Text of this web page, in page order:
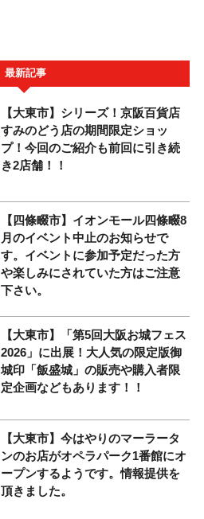
最新記事
【大東市】シリーズ！京阪百貨店
すみのどう店の期間限定ショッ
プ！今回のご紹介も前回に引き続
き2店舗！！
【四條畷市】イオンモール四條畷8
月のイベント中止のお知らせで
す。イベントに参加予定だった方
や楽しみにされていた方はご注意
下さい。
【大東市】「第5回大阪お城フェス
2026」に出展！大人気の限定版御
城印「飯盛城」の販売や購入者限
定企画などもあります！！
【大東市】今はやりのマーラータ
ンのお店がオペラパーク1番館にオ
ープンするようです。情報提供を
頂きました。